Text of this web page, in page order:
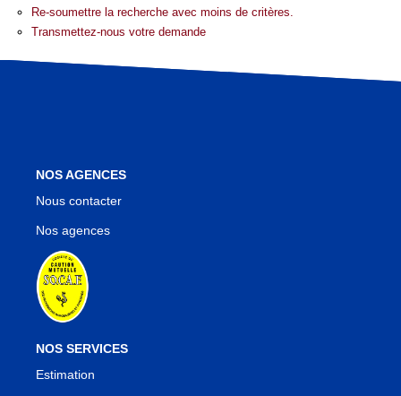
Nos Agences
Re-soumettre la recherche avec moins de critères.
Transmettez-nous votre demande
NOS AGENCES
Nous contacter
Nos agences
NOS SERVICES
Estimation